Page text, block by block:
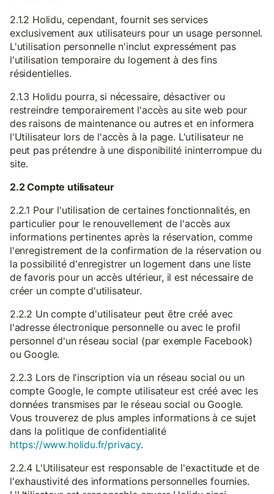
2.1.2 Holidu, cependant, fournit ses services
exclusivement aux utilisateurs pour un usage personnel.
L'utilisation personnelle n'inclut expressément pas
l'utilisation temporaire du logement à des fins
résidentielles.
2.1.3 Holidu pourra, si nécessaire, désactiver ou
restreindre temporairement l'accès au site web pour
des raisons de maintenance ou autres et en informera
l'Utilisateur lors de l'accès à la page. L'utilisateur ne
peut pas prétendre à une disponibilité ininterrompue du
site.
2.2 Compte utilisateur
2.2.1 Pour l'utilisation de certaines fonctionnalités, en
particulier pour le renouvellement de l'accès aux
informations pertinentes après la réservation, comme
l'enregistrement de la confirmation de la réservation ou
la possibilité d'enregistrer un logement dans une liste
de favoris pour un accès ultérieur, il est nécessaire de
créer un compte d'utilisateur.
2.2.2 Un compte d'utilisateur peut être créé avec
l'adresse électronique personnelle ou avec le profil
personnel d'un réseau social (par exemple Facebook)
ou Google.
2.2.3 Lors de l'inscription via un réseau social ou un
compte Google, le compte utilisateur est créé avec les
données transmises par le réseau social ou Google.
Vous trouverez de plus amples informations à ce sujet
dans la politique de confidentialité
https://www.holidu.fr/privacy.
2.2.4 L'Utilisateur est responsable de l'exactitude et de
l'exhaustivité des informations personnelles fournies.